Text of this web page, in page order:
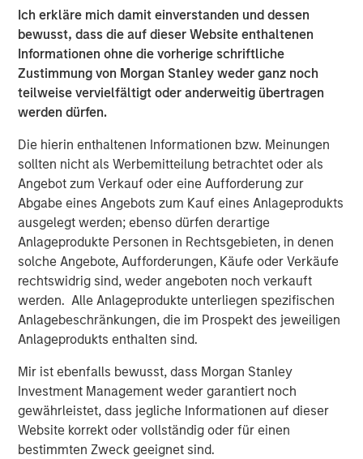
Ich erkläre mich damit einverstanden und dessen
bewusst, dass die auf dieser Website enthaltenen
Informationen ohne die vorherige schriftliche
Zustimmung von Morgan Stanley weder ganz noch
teilweise vervielfältigt oder anderweitig übertragen
werden dürfen.
Die hierin enthaltenen Informationen bzw. Meinungen
sollten nicht als Werbemitteilung betrachtet oder als
Angebot zum Verkauf oder eine Aufforderung zur
Abgabe eines Angebots zum Kauf eines Anlageprodukts
ausgelegt werden; ebenso dürfen derartige
Anlageprodukte Personen in Rechtsgebieten, in denen
solche Angebote, Aufforderungen, Käufe oder Verkäufe
rechtswidrig sind, weder angeboten noch verkauft
werden. Alle Anlageprodukte unterliegen spezifischen
Anlagebeschränkungen, die im Prospekt des jeweiligen
Anlageprodukts enthalten sind.
Mir ist ebenfalls bewusst, dass Morgan Stanley
Investment Management weder garantiert noch
gewährleistet, dass jegliche Informationen auf dieser
Website korrekt oder vollständig oder für einen
bestimmten Zweck geeignet sind.
diversify their investment portfolios.”
Private markets investments have the potential to
generate higher returns and provide diversification
benefits to investors as they seek to access relatively
untapped opportunities. Historically reserved to
institutional investors, their increased accessibility allows
banks and wealth managers to gain exposure to high-
growth alternative asset classes such as private equity
and private credit.
“Wealth managers are increasingly looking to alternative
investments as another way to try and help their clients
improve their financial outcomes,” said Marco Bizzozero,
Head of International at iCapital. “We are extremely
pleased to further strengthen our long-standing
relationship with Morgan Stanley. The expansion of this
successful partnership now offers access to the growth
and diversification potential that premier private markets
investment opportunities can provide to advisors and
their HNW clients globally.”
About Morgan Stanley
Morgan Stanley (NYSE: MS) is a leading global financial